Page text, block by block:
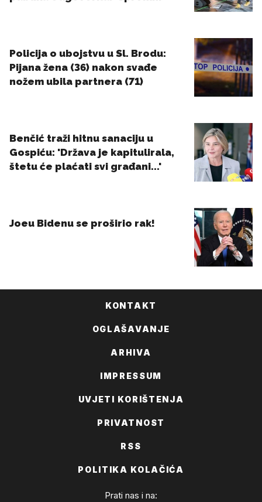
KONTAKT
OGLAŠAVANJE
ARHIVA
IMPRESSUM
UVJETI KORIŠTENJA
PRIVATNOST
RSS
POLITIKA KOLAČIĆA
Prati nas i na: